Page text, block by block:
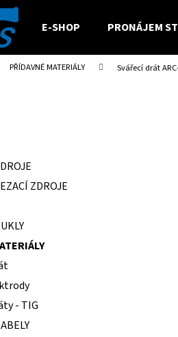
E-SHOP PRONÁJEM
PŘÍDAVNÉ MATERIÁLY Svářecí drát
ZDROJE
- TIG
PR.2,0 NEREZ